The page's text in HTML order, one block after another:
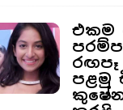
එකම
රඟපෑ
පළමු